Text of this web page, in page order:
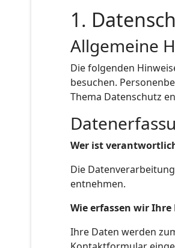
1.
Allgemeine
Die folgenden
besuchen.
Thema Datenschutz
Wer ist
Die
entnehmen.
Wie erfassen wir Ihre
Ihre Daten werden